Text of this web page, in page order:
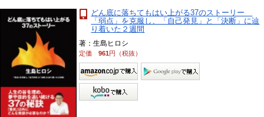
どん底に落ちてもはい上がる37のストーリー
「弱点」を克服し、「自己発見」と「決断」に辿
り着いた２週間
著：生島ヒロシ
定価961円（税抜）